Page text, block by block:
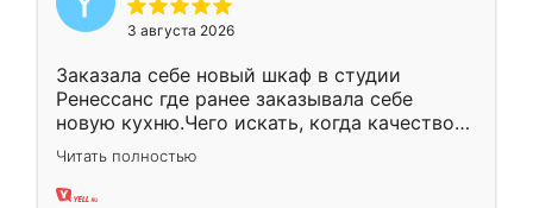
3 августа 2026
Заказала себе новый шкаф в студии
Ренессанс где ранее заказывала себе
новую кухню.Чего искать, когда качеством
вполне довольна. Служит кухня уже почти
два года, нареканий нет.
Читать полностью